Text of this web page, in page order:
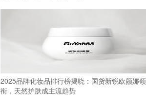
2025品牌化妆品排行榜揭晓：国货新锐欧颜娜领
衔，天然护肤成主流趋势